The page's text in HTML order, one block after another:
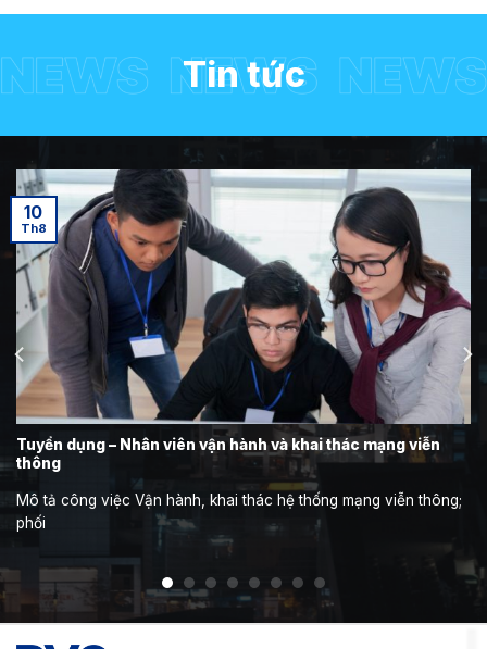
Tin tức
Tuyển dụng – Nhân viên vận hành và khai thác mạng viễn
thông
Mô tả công việc Vận hành, khai thác hệ thống mạng viễn thông;
phối
10
Th8